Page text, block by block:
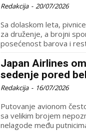
Redakcija - 20/07/2026
Sa dolaskom leta,
za druženje, a brojni
posećenost barova i
Japan Airlines
sedenje pored
Redakcija - 16/07/2026
Putovanje avionom
sa velikim brojem
nelagode među